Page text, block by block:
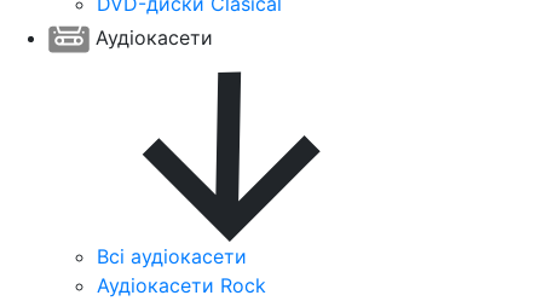
Аудіокасети
Всі аудіокасети
Аудіокасети Rock